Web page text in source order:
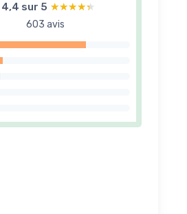
4,4 sur 5 ★★★★★
★★★★★
603 avis